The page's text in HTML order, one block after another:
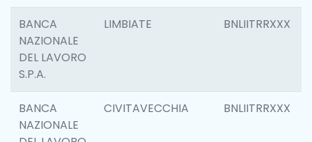
BANCA
NAZIONALE
DEL LAVORO
S.P.A.
LIMBIATE BNLIITRRXXX
BANCA
NAZIONALE
CIVITAVECCHIA BNLIITRRXXX